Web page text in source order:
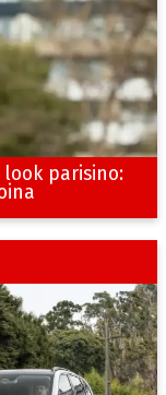
parisino: